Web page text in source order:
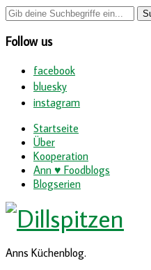
Follow us
facebook
bluesky
instagram
Startseite
Über
Kooperation
Ann ♥ Foodblogs
Blogserien
Anns Küchenblog.